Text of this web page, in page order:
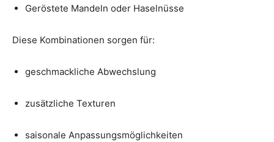
Geröstete Mandeln oder Haselnüsse
Diese Kombinationen sorgen für:
geschmackliche Abwechslung
zusätzliche Texturen
saisonale Anpassungsmöglichkeiten